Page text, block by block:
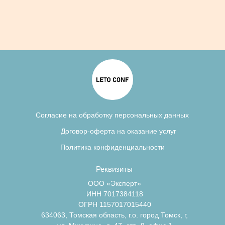
Реквизиты
ООО «Эксперт»
ИНН 7017384118
ОГРН 1157017015440
634063, Томская область, г.о. город Томск, г,
Согласие на обработку персональных данных
Договор-оферта на оказание услуг
Политика конфиденциальности